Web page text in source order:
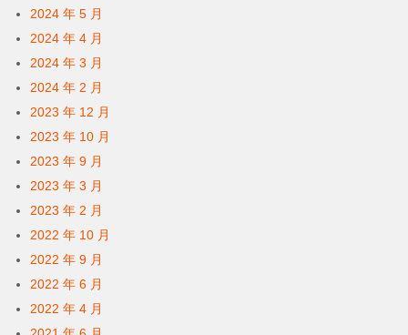
2024 年 5 月
2024 年 4 月
2024 年 3 月
2024 年 2 月
2023 年 12 月
2023 年 10 月
2023 年 9 月
2023 年 3 月
2023 年 2 月
2022 年 10 月
2022 年 9 月
2022 年 6 月
2022 年 4 月